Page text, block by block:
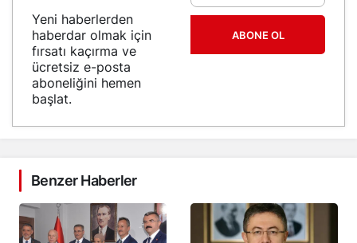
Yeni haberlerden
haberdar olmak için
fırsatı kaçırma ve
ücretsiz e-posta
aboneliğini hemen
başlat.
ABONE OL
Benzer Haberler